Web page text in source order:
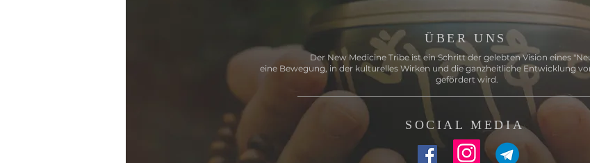
ÜBER UNS
Der New Medicine Tribe ist ein Schritt der gelebten Vision eines
eine Bewegung, in der kulturelles Wirken und die ganzheitliche Entwicklung
gefördert wird.
SOCIAL MEDIA